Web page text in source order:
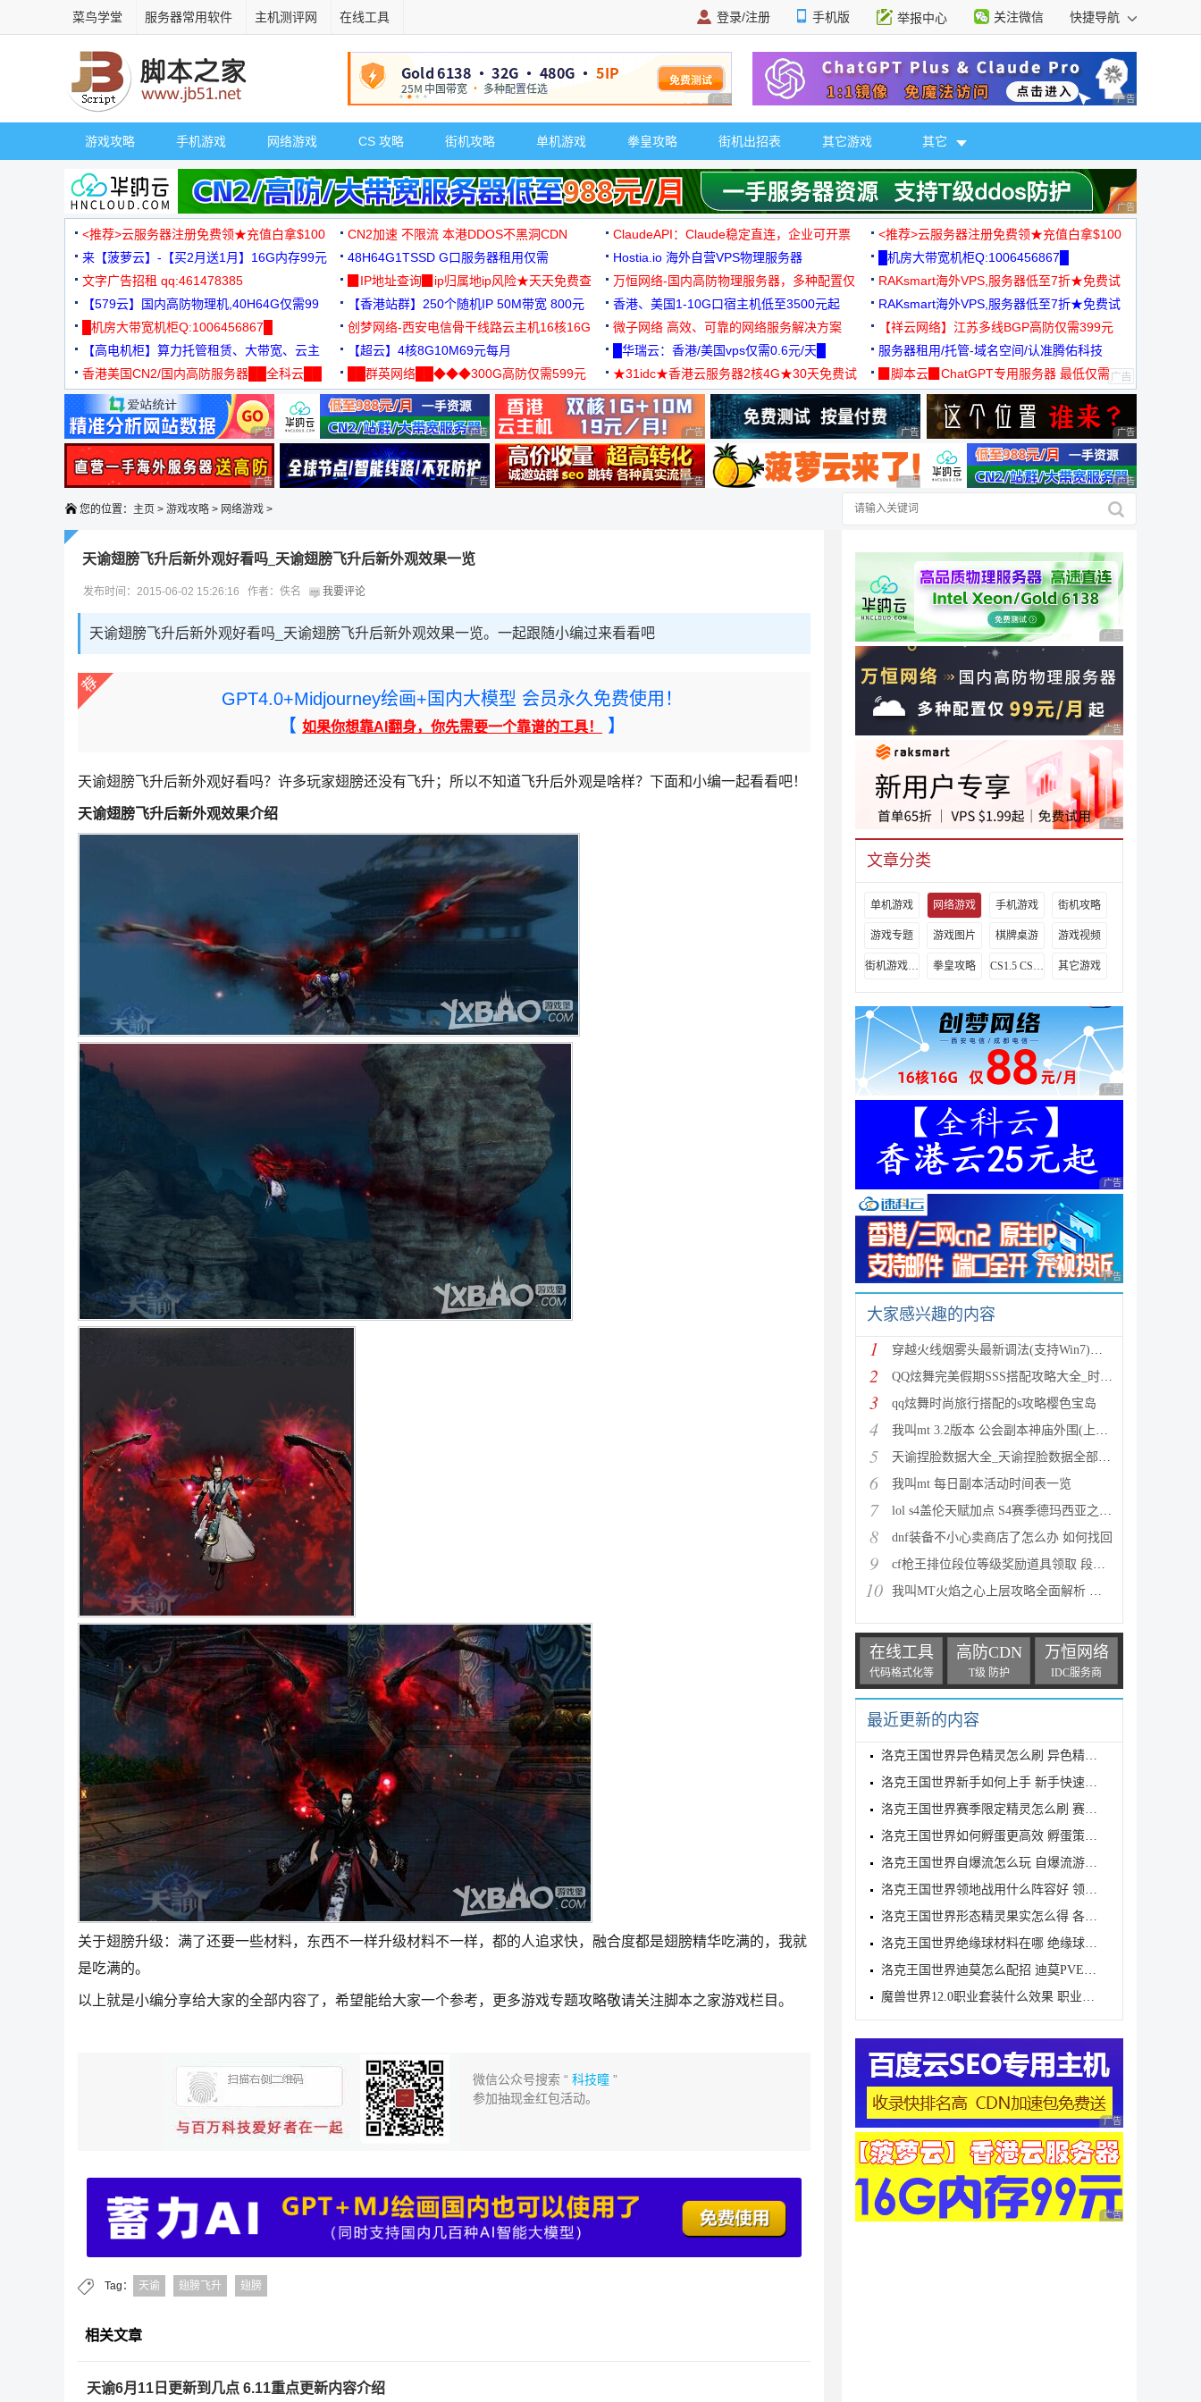
菜鸟学堂 服务器常用软件 主机测评网 在线工具 登录/注册 手机版 举报中心 关注微信 快捷导航
广告 商业广告，理性选择 广告 商业广告，理
游戏攻略 手机游戏 网络游戏 CS 攻略 街机攻略 单机游戏 拳皇攻略 街机出招表 其它游戏 其它
广告 商业广告，理
<推荐>云服务器注册免费领★充值白拿$100 CN2加速 不限流 本港DDOS不黑洞CDN ClaudeAPI：Claude稳定直连，企业可开票
<推荐>云服务器注册免费领★充值白拿$100
来【菠萝云】-【买2月送1月】16G内存99元
48H64G1TSSD G口服务器租用仅需
3000+可免费测试
Hostia.io 海外自营VPS物理服务器
█机房大带宽机柜Q:1006456867█
文字广告招租 qq:461478385
▉IP地址查询▉ip归属地ip风险★天天免费查
万恒网络-国内高防物理服务器，多种配置仅
99元/月起
RAKsmart海外VPS,服务器低至7折★免费试
用★
【579云】国内高防物理机,40H64G仅需99
元
【香港站群】250个随机IP 50M带宽 800元 香港、美国1-10G口宿主机低至3500元起
RAKsmart海外VPS,服务器低至7折★免费试
用★
█机房大带宽机柜Q:1006456867█
创梦网络-西安电信骨干线路云主机16核16G
88元/月
微子网络 高效、可靠的网络服务解决方案
【祥云网络】江苏多线BGP高防仅需399元
【高电机柜】算力托管租赁、大带宽、云主
机
【超云】4核8G10M69元每月 █华瑞云：香港/美国vps仅需0.6元/天█
服务器租用/托管-域名空间/认准腾佑科技
香港美国CN2/国内高防服务器██全科云██
██群英网络██◆◆◆300G高防仅需599元
◆◆◆
★31idc★香港云服务器2核4G★30天免费试
用◆
▉脚本云▉ChatGPT专用服务器 最低仅需
19元/月
广告 商业广告，理性选择 广告 商业广告，理性选择 广告 商业广告，理性选择 广告 商业广告，理性选择 广告 商业广告，理
广告 商业广告，理性选择 广告 商业广告，理性选择 广告 商业广告，理性选择 广告 商业广告，理性选择 广告 商业广告，理
您的位置： 主页 > 游戏攻略 > 网络游戏 >
天谕翅膀飞升后新外观好看吗_天谕翅膀飞升后新外观效果一览
发布时间：2015-06-02 15:26:16 作者：佚名 我要评论
天谕翅膀飞升后新外观好看吗_天谕翅膀飞升后新外观效果一览。一起跟随小编过来看看吧
GPT4.0+Midjourney绘画+国内大模型 会员永久免费使用！
【 如果你想靠AI翻身，你先需要一个靠谱的工具！ 】
天谕翅膀飞升后新外观好看吗？许多玩家翅膀还没有飞升；所以不知道飞升后外观是啥样？下面和小编一起看看吧！
天谕翅膀飞升后新外观效果介绍
关于翅膀升级：满了还要一些材料，东西不一样升级材料不一样，都的人追求快，融合度都是翅膀精华吃满的，我就
是吃满的。
以上就是小编分享给大家的全部内容了，希望能给大家一个参考，更多游戏专题攻略敬请关注脚本之家游戏栏目。
微信公众号搜索 “科技瞳 ”
参加抽现金红包活动。
Tag： 天谕 翅膀飞升 翅膀
相关文章
天谕6月11日更新到几点 6.11重点更新内容介绍
广告 商业广告，理性
广告 商业广告，理性
广告 商业广告，理性
文章分类
单机游戏 网络游戏 手机游戏 街机攻略
游戏专题 游戏图片 棋牌桌游 游戏视频
街机游戏出招表 拳皇攻略 CS1.5 CS1.6攻略 其它游戏
广告 商业广告，理性
广告 商业广告，理性
广告 商业广告，理性
大家感兴趣的内容
1 穿越火线烟雾头最新调法(支持Win7)图文攻略
2 QQ炫舞完美假期SSS搭配攻略大全_时尚旅行完美假期1-15
3 qq炫舞时尚旅行搭配的s攻略樱色宝岛
4 我叫mt 3.2版本 公会副本神庙外围(上层)攻略心得
5 天谕捏脸数据大全_天谕捏脸数据全部汇总
6 我叫mt 每日副本活动时间表一览
7 lol s4盖伦天赋加点 S4赛季德玛西亚之力符文与出装推
8 dnf装备不小心卖商店了怎么办 如何找回
9 cf枪王排位段位等级奖励道具领取 段位等级奖励大全
10 我叫MT火焰之心上层攻略全面解析 挑战拉格罗斯
在线工具
代码格式化等
高防CDN
T级 防护
万恒网络
IDC服务商
最近更新的内容
洛克王国世界异色精灵怎么刷 异色精灵高效刷取指南
洛克王国世界新手如何上手 新手快速入门教学
洛克王国世界赛季限定精灵怎么刷 赛季限定奇遇精灵刷
洛克王国世界如何孵蛋更高效 孵蛋策略分享
洛克王国世界自爆流怎么玩 自爆流游玩心得
洛克王国世界领地战用什么阵容好 领地战速通阵容推荐
洛克王国世界形态精灵果实怎么得 各形态精灵果实获取
洛克王国世界绝缘球材料在哪 绝缘球材料收集线路攻略
洛克王国世界迪莫怎么配招 迪莫PVE与PVP配招推荐
魔兽世界12.0职业套装什么效果 职业套装一览
广告 商业广告，理性
广告 商业广告，理性